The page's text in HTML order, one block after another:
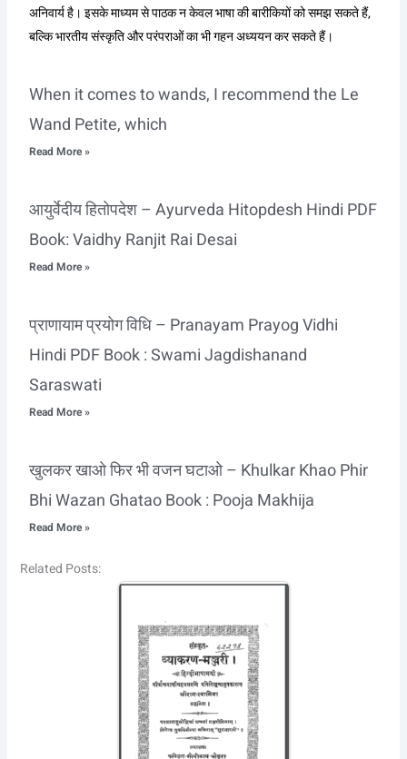
अनिवार्य है। इसके माध्यम से पाठक न केवल भाषा की बारीकियों को समझ सकते हैं,
बल्कि भारतीय संस्कृति और परंपराओं का भी गहन अध्ययन कर सकते हैं।
When it comes to wands, I recommend the Le
Wand Petite, which
Read More »
आयुर्वेदीय हितोपदेश – Ayurveda Hitopdesh Hindi PDF
Book: Vaidhy Ranjit Rai Desai
Read More »
प्राणायाम प्रयोग विधि – Pranayam Prayog Vidhi
Hindi PDF Book : Swami Jagdishanand
Saraswati
Read More »
खुलकर खाओ फिर भी वजन घटाओ – Khulkar Khao Phir
Bhi Wazan Ghatao Book : Pooja Makhija
Read More »
Related Posts: